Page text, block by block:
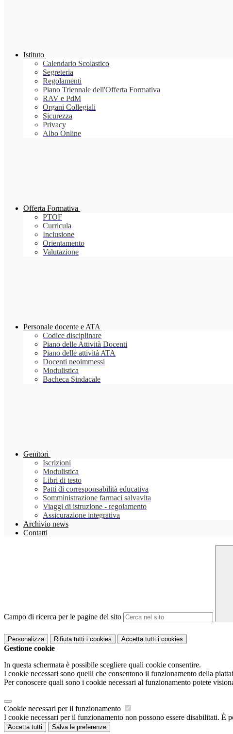
Istituto
Calendario Scolastico
Segreteria
Regolamenti
Piano Triennale dell'Offerta Formativa
RAV e PdM
Organi Collegiali
Sicurezza
Privacy
Albo Online
Offerta Formativa
PTOF
Curricula
Inclusione
Orientamento
Valutazione
Personale docente e ATA
Codice disciplinare
Piano delle Attività Docenti
Piano delle attività ATA
Docenti neoimmessi
Modulistica
Bacheca Sindacale
Genitori
Iscrizioni
Modulistica
Libri di testo
Patti di corresponsabilità educativa
Somministrazione farmaci salvavita
Viaggi di istruzione - regolamento
Assicurazione integrativa
Archivio news
Contatti
Campo di ricerca per le pagine del sito
Personalizza Rifiuta tutti i cookies Accetta tutti i cookies
Gestione cookie
In questa schermata è possibile scegliere quali cookie consentire.
I cookie necessari sono quelli che consentono il funzionamento della
Per conoscere quali sono i cookie necessari al funzionamento potete
Cookie necessari per il funzionamento
I cookie necessari per il funzionamento non possono essere disabilitati. È
Accetta tutti Salva le preferenze